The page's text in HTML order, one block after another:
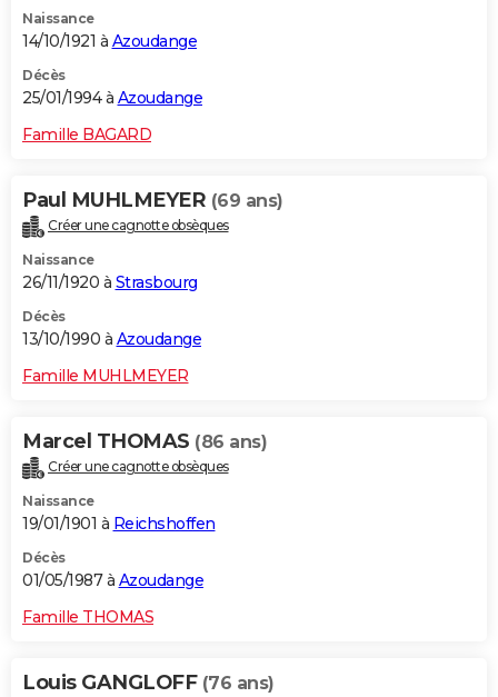
Naissance
14/10/1921 à Azoudange
Décès
25/01/1994 à Azoudange
Famille BAGARD
Paul MUHLMEYER (69 ans)
Créer une cagnotte obsèques
Naissance
26/11/1920 à Strasbourg
Décès
13/10/1990 à Azoudange
Famille MUHLMEYER
Marcel THOMAS (86 ans)
Créer une cagnotte obsèques
Naissance
19/01/1901 à Reichshoffen
Décès
01/05/1987 à Azoudange
Famille THOMAS
Louis GANGLOFF (76 ans)